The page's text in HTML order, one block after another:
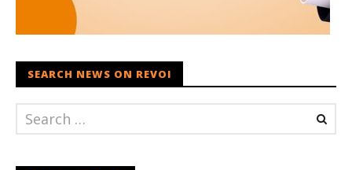
SEARCH NEWS ON REVOI